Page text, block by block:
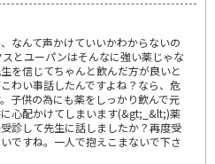
なんて声かけていいかわからないの
とユーパンはそんなに強い薬じゃな
を信じてちゃんと飲んだ方が良いと
わい事話したんですよね？なら、危
子供の為にも薬をしっかり飲んで元
心配かけてしまいます(&gt;_&lt;)薬
診して先生に話しましたか？再度受
ですね。一人で抱えこまないで下さ